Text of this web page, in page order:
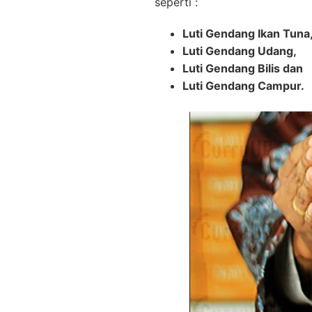
Luti Gendang Ikan
Luti Gendang Udang,
Luti Gendang Bilis dan
Luti Gendang Campur.